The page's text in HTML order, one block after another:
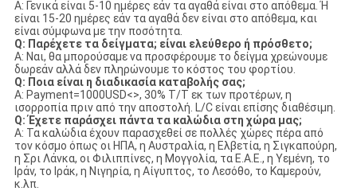
Α: Γενικά είναι 5-10 ημέρες εάν τα αγαθά είναι στο απόθεμα. Ή
είναι 15-20 ημέρες εάν τα αγαθά δεν είναι στο απόθεμα, και
είναι σύμφωνα με την ποσότητα.
Q: Παρέχετε τα δείγματα; είναι ελεύθερο ή πρόσθετο;
Α: Ναι, θα μπορούσαμε να προσφέρουμε το δείγμα χρεώνουμε
δωρεάν αλλά δεν πληρώνουμε το κόστος του φορτίου.
Q: Ποια είναι η διαδικασία καταβολής σας;
Α: Payment=1000USD<>, 30% T/T εκ των προτέρων, η
ισορροπία πριν από την αποστολή. L/C είναι επίσης διαθέσιμη.
Q: Έχετε παράσχει πάντα τα καλώδια στη χώρα μας;
Α: Τα καλώδια έχουν παρασχεθεί σε πολλές χώρες πέρα από
τον κόσμο όπως οι ΗΠΑ, η Αυστραλία, η Ελβετία, η Σιγκαπούρη,
η Σρι Λάνκα, οι Φιλιππίνες, η Μογγολία, τα Ε.Α.Ε., η Υεμένη, το
Ιράν, το Ιράκ, η Νιγηρία, η Αίγυπτος, το Λεσόθο, το Καμερούν,
κ.λπ.